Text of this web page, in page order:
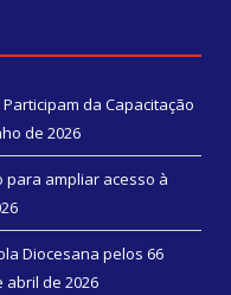
da Capacitação
de 2026
para ampliar acesso à
Diocesana pelos 66
abril de 2026